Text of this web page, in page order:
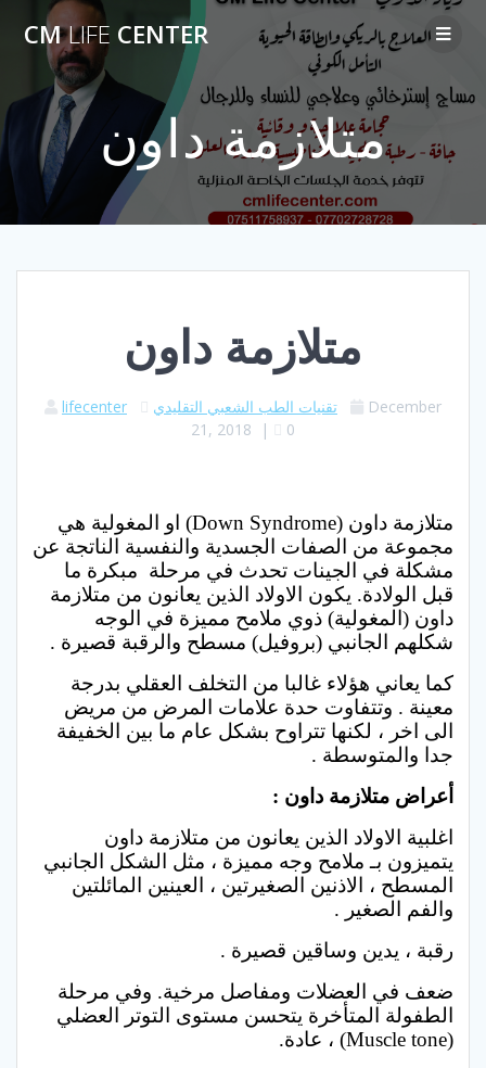
Skip
content
CMLIFE CENTER
متلازمة داون
متلازمة داون
lifecenter تقنيات الطب الشعبي التقليدي
December
21, 2018 | 0
متلازمة داون (Down Syndrome) او المغولية هي
مجموعة من الصفات الجسدية والنفسية الناتجة عن
مشكلة في الجينات تحدث في مرحلة مبكرة ما
قبل الولادة. يكون الاولاد الذين يعانون من متلازمة
داون (المغولية) ذوي ملامح مميزة في الوجه
شكلهم الجانبي (بروفيل) مسطح والرقبة قصيرة .
كما يعاني هؤلاء غالبا من التخلف العقلي بدرجة
معينة . وتتفاوت حدة علامات المرض من مريض
الى اخر ، لكنها تتراوح بشكل عام ما بين الخفيفة
جدا والمتوسطة .
أعراض متلازمة داون :
اغلبية الاولاد الذين يعانون من متلازمة داون
يتميزون بـ ملامح وجه مميزة ، مثل الشكل الجانبي
المسطح ، الاذنين الصغيرتين ، العينين المائلتين
والفم الصغير .
رقبة ، يدين وساقين قصيرة .
ضعف في العضلات ومفاصل مرخية. وفي مرحلة
الطفولة المتأخرة يتحسن مستوى التوتر العضلي
(Muscle tone) ، عادة.